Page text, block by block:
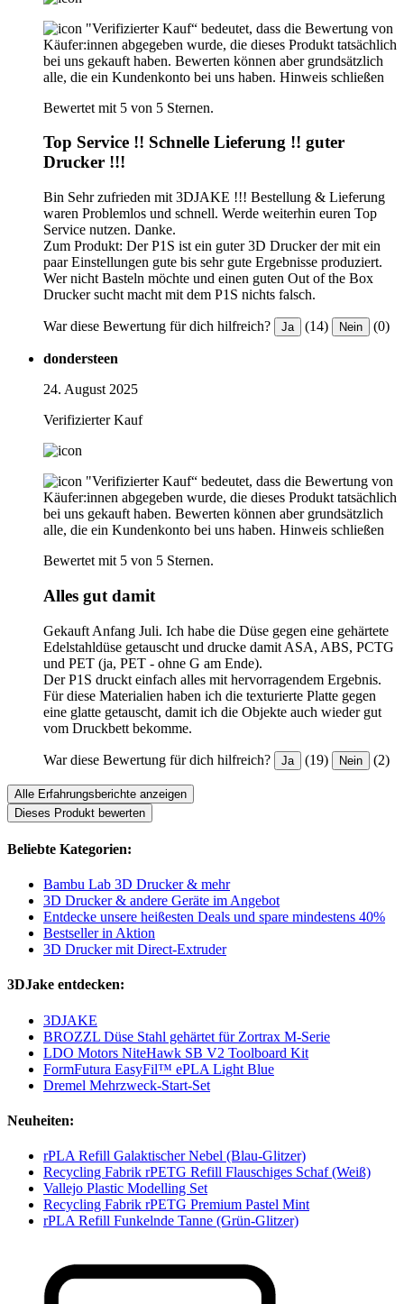
"Verifizierter Kauf“ bedeutet, dass die Bewertung von
Käufer:innen abgegeben wurde, die dieses Produkt tatsächlich
bei uns gekauft haben. Bewerten können aber grundsätzlich
alle, die ein Kundenkonto bei uns haben. Hinweis schließen
Bewertet mit 5 von 5 Sternen.
Top Service !! Schnelle Lieferung !! guter
Drucker !!!
Bin Sehr zufrieden mit 3DJAKE !!! Bestellung & Lieferung
waren Problemlos und schnell. Werde weiterhin euren Top
Service nutzen. Danke.
Zum Produkt: Der P1S ist ein guter 3D Drucker der mit ein
paar Einstellungen gute bis sehr gute Ergebnisse produziert.
Wer nicht Basteln möchte und einen guten Out of the Box
Drucker sucht macht mit dem P1S nichts falsch.
War diese Bewertung für dich hilfreich? Ja (14) Nein (0)
dondersteen
24. August 2025
Verifizierter Kauf
"Verifizierter Kauf“ bedeutet, dass die Bewertung von
Käufer:innen abgegeben wurde, die dieses Produkt tatsächlich
bei uns gekauft haben. Bewerten können aber grundsätzlich
alle, die ein Kundenkonto bei uns haben. Hinweis schließen
Bewertet mit 5 von 5 Sternen.
Alles gut damit
Gekauft Anfang Juli. Ich habe die Düse gegen eine gehärtete
Edelstahldüse getauscht und drucke damit ASA, ABS, PCTG
und PET (ja, PET - ohne G am Ende).
Der P1S druckt einfach alles mit hervorragendem Ergebnis.
Für diese Materialien haben ich die texturierte Platte gegen
eine glatte getauscht, damit ich die Objekte auch wieder gut
vom Druckbett bekomme.
War diese Bewertung für dich hilfreich? Ja (19) Nein (2)
Alle Erfahrungsberichte anzeigen
Dieses Produkt bewerten
Beliebte Kategorien:
Bambu Lab 3D Drucker & mehr
3D Drucker & andere Geräte im Angebot
Entdecke unsere heißesten Deals und spare mindestens 40%
Bestseller in Aktion
3D Drucker mit Direct-Extruder
3DJake entdecken:
3DJAKE
BROZZL Düse Stahl gehärtet für Zortrax M-Serie
LDO Motors NiteHawk SB V2 Toolboard Kit
FormFutura EasyFil™ ePLA Light Blue
Dremel Mehrzweck-Start-Set
Neuheiten:
rPLA Refill Galaktischer Nebel (Blau-Glitzer)
Recycling Fabrik rPETG Refill Flauschiges Schaf (Weiß)
Vallejo Plastic Modelling Set
Recycling Fabrik rPETG Premium Pastel Mint
rPLA Refill Funkelnde Tanne (Grün-Glitzer)